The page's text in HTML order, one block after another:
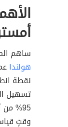
ساهم
هولندا
نقطة
تسهيل
95%